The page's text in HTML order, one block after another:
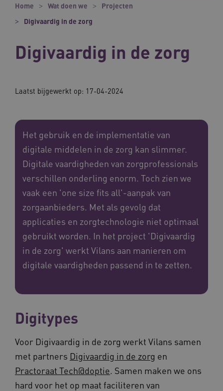
Home Wat doen we
Projecten
Digivaardig in de zorg
Digivaardig in de zorg
Laatst bijgewerkt op: 17-04-2024
Het gebruik en de implementatie van
digitale middelen in de zorg kan slimmer.
Digitale vaardigheden van zorgprofessionals
verschillen onderling enorm. Toch zien we
vaak een 'one size fits all'-aanpak van
zorgaanbieders. Met als gevolg dat
applicaties en zorgtechnologie niet optimaal
gebruikt worden. In het project 'Digivaardig
in de zorg' werkt Vilans aan manieren om
digitale vaardigheden passend in te zetten.
Digitypes
Voor Digivaardig in de zorg werkt Vilans samen
met partners Digivaardig in de zorg en
Practoraat Tech@doptie. Samen maken we ons
hard voor het op maat faciliteren van